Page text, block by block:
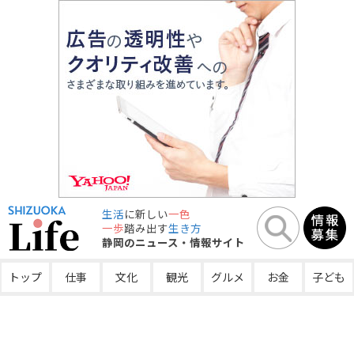
生活に新しい一色
一歩踏み出す生き方
静岡のニュース・情報サイト
トップ 仕事 文化 観光 グルメ お金 子ども